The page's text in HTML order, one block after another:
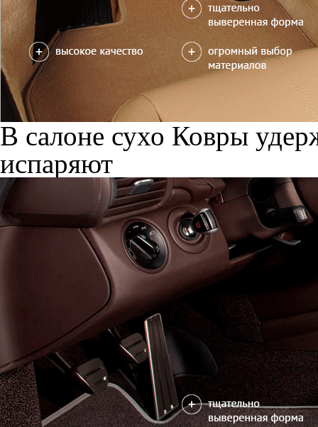
В салоне сухо Ковры
испаряют